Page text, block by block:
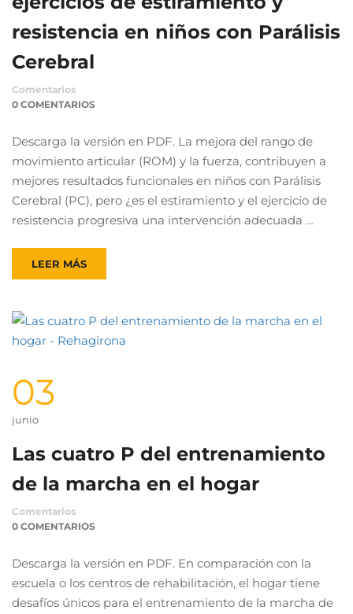
resistencia en niños con Parálisis
Cerebral
Comentarios
0 COMENTARIOS
Descarga la versión en PDF. La mejora del rango de
movimiento articular (ROM) y la fuerza, contribuyen a
mejores resultados funcionales en niños con Parálisis
Cerebral (PC), pero ¿es el estiramiento y el ejercicio de
resistencia progresiva una intervención adecuada …
LEER MÁS
03
junio
Las cuatro P del entrenamiento
de la marcha en el hogar
Comentarios
0 COMENTARIOS
Descarga la versión en PDF. En comparación con la
escuela o los centros de rehabilitación, el hogar tiene
desafíos únicos para el entrenamiento de la marcha de